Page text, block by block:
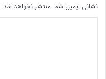
نشانی ایمیل شما منتشر نخواهد شد.